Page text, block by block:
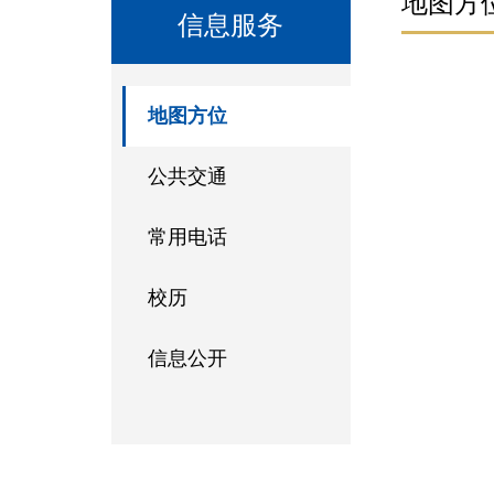
信息服务
地图方位
公共交通
常用电话
校历
信息公开